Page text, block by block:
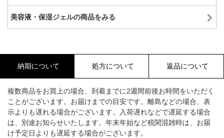
美容液・保湿ジェルの商品をみる
納期について 処方について 返品について
複数商品をお買上の場合、到着までに2週間前後お時間をいただく
ことがございます。お届けまでの目安です。離島などの場合、表
示よりも遅れる場合がございます。入荷遅れなどで遅延する場合
は、別途お知らせいたします。年末年始など税関混雑時は、お届
け予定日よりも遅延する場合がございます。